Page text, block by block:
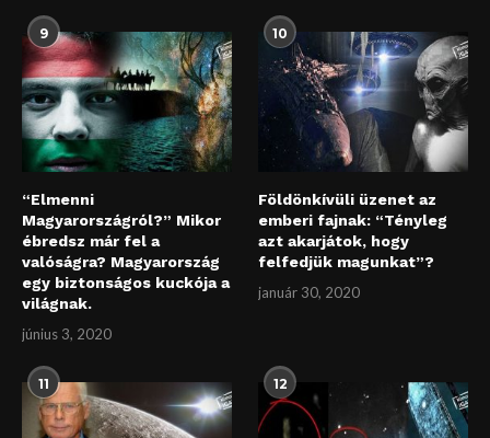
9
“Elmenni
Magyarországról?” Mikor
ébredsz már fel a
valóságra? Magyarország
egy biztonságos kuckója a
világnak.
június 3, 2020
10
Földönkívüli üzenet az
emberi fajnak: “Tényleg
azt akarjátok, hogy
felfedjük magunkat”?
január 30, 2020
11 12